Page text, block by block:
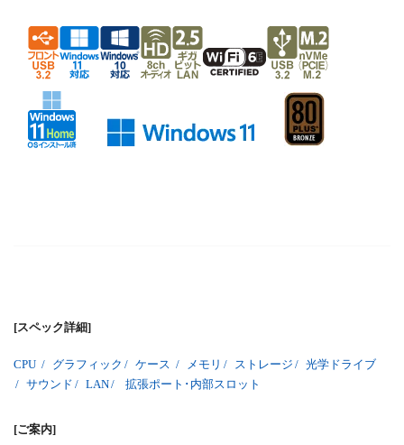
[スペック詳細]
CPU / グラフィック / ケース / メモリ / ストレージ / 光学ドライブ
/ サウンド / LAN/ 拡張ポート･内部スロット
[ご案内]